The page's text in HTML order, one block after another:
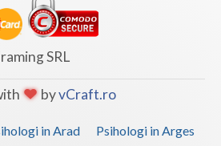
SRL
byvCraft.ro
in Arad
Psihologi in Arges